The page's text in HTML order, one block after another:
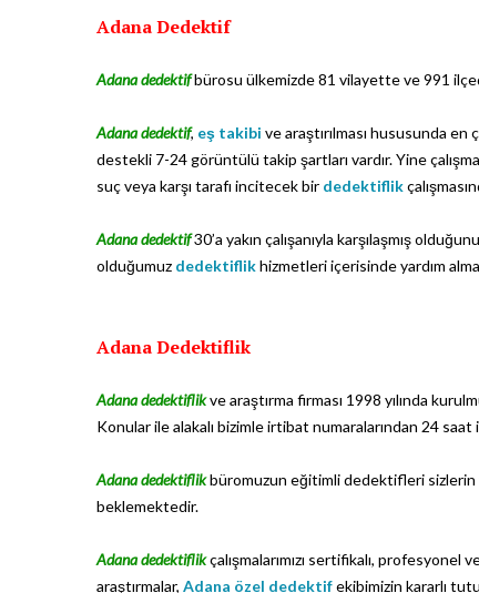
Adana Dedektif
Adana dedektifbürosu ülkemizde 81 vilayette ve 991
Adana dedektif, eş takibi ve araştırılması hususunda
destekli 7-24 görüntülü takip şartları vardır. Yine
suç veya karşı tarafı incitecek bir dedektiflik
Adana dedektif30’a yakın çalışanıyla karşılaşmış
olduğumuz dedektiflikhizmetleri içerisinde yardım
Adana Dedektiflik
Adana dedektiflikve araştırma firması 1998 yılında
Konular ile alakalı bizimle irtibat numaralarından 24
Adana dedektiflikbüromuzun eğitimli dedektifleri sizlerin
beklemektedir.
Adana dedektiflikçalışmalarımızı sertifikalı,
araştırmalar, Adana özel dedektifekibimizin kararlı